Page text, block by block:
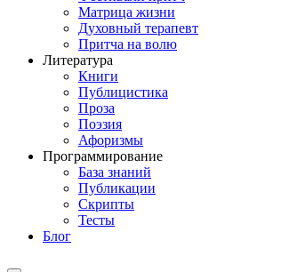
Матрица жизни
Духовный терапевт
Притча на волю
Литература
Книги
Публицистика
Проза
Поэзия
Афоризмы
Программирование
База знаний
Публикации
Скрипты
Тесты
Блог